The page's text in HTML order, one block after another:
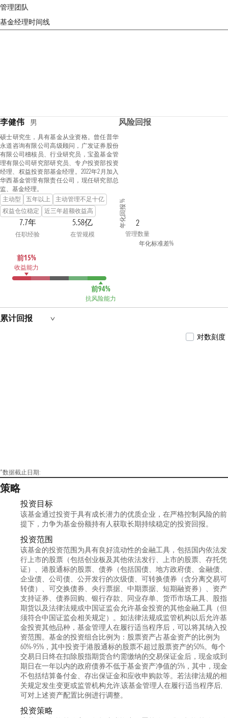
管理团队
基金经理时间线
李健伟 男
硕士研究生，具有基金从业资格。曾任普华
永道咨询有限公司高级顾问，广发证券股份
有限公司稽核员、行业研究员，宝盈基金管
理有限公司研究部研究员、专户投资部投资
经理、权益投资部基金经理。2022年2月加入
华西基金管理有限责任公司，现任研究部总
监、基金经理。
主动型
五年以上
主动管理不足十亿
权益仓位稳定
近三年超额收益高
7.7年
任职经验
5.58亿
在管规模
2
管理数量
前15%
收益能力
前94%
抗风险能力
风险回报
年化回报 %
年化标准差%
累计回报
对数刻度
*数据截止日期:
策略
投资目标
该基金通过投资于具有成长潜力的优质企业，在严格控制风险的前
提下，力争为基金份额持有人获取长期持续稳定的投资回报。
投资范围
该基金的投资范围为具有良好流动性的金融工具，包括国内依法发
行上市的股票（包括创业板及其他依法发行、上市的股票、存托凭
证）、港股通标的股票、债券（包括国债、地方政府债、金融债、
企业债、公司债、公开发行的次级债、可转换债券（含分离交易可
转债）、可交换债券、央行票据、中期票据、短期融资券）、资产
支持证券、债券回购、银行存款、同业存单、货币市场工具、股指
期货以及法律法规或中国证监会允许基金投资的其他金融工具（但
须符合中国证监会相关规定）。如法律法规或监管机构以后允许基
金投资其他品种，基金管理人在履行适当程序后，可以将其纳入投
资范围。基金的投资组合比例为：股票资产占基金资产的比例为
60%-95%，其中投资于港股通标的股票不超过股票资产的50%。每个
交易日日终在扣除股指期货合约需缴纳的交易保证金后，现金或到
期日在一年以内的政府债券不低于基金资产净值的5%，其中，现金
不包括结算备付金、存出保证金和应收申购款等。若法律法规的相
关规定发生变更或监管机构允许,该基金管理人在履行适当程序后,
可对上述资产配置比例进行调整。
投资策略